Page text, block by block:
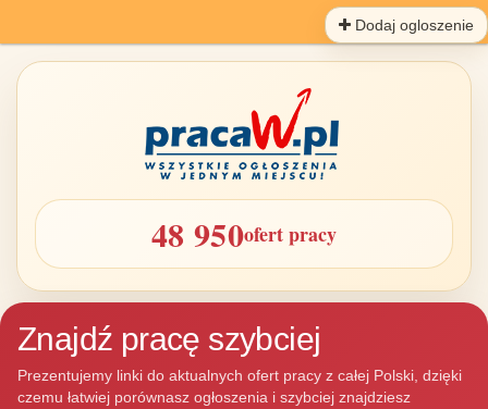
Dodaj ogloszenie
48 950ofert pracy
Znajdź pracę szybciej
Prezentujemy linki do aktualnych ofert pracy z całej Polski, dzięki
czemu łatwiej porównasz ogłoszenia i szybciej znajdziesz